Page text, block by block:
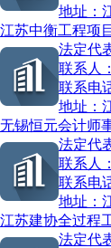
地址：
江苏中衡工程项
法定代
联系人：
联系电
地址：
无锡恒元会计师
法定代
联系人：
联系电
地址：
江苏建协全过程
法定代